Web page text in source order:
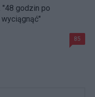
"48 godzin po
85